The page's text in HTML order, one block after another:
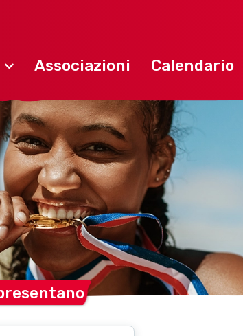
Associazioni Calendario